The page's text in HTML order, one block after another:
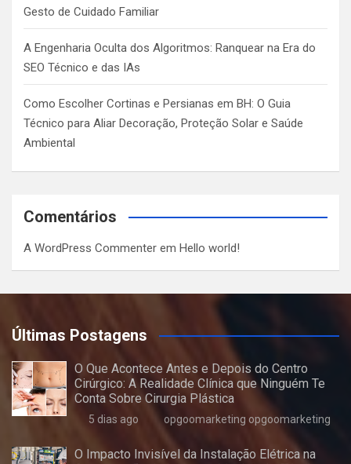
Gesto de Cuidado Familiar
A Engenharia Oculta dos Algoritmos: Ranquear na Era do
SEO Técnico e das IAs
Como Escolher Cortinas e Persianas em BH: O Guia
Técnico para Aliar Decoração, Proteção Solar e Saúde
Ambiental
Comentários
A WordPress Commenter em Hello world!
Últimas Postagens
O Que Acontece Antes e Depois do Centro
Cirúrgico: A Realidade Clínica que Ninguém Te
Conta Sobre Cirurgia Plástica
5 dias ago opgoomarketing opgoomarketing
O Impacto Invisível da Instalação Elétrica na